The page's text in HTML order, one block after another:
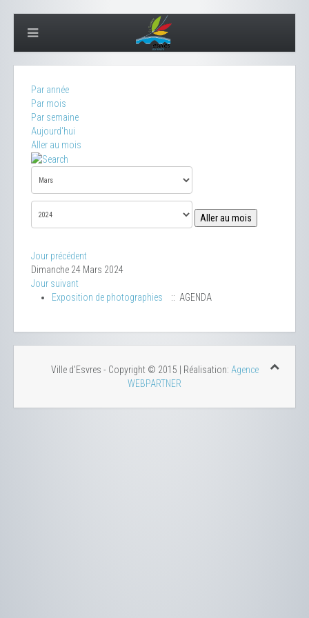
Par année
Par mois
Par semaine
Aujourd'hui
Aller au mois
Aller au mois
Jour précédent
Dimanche 24 Mars 2024
Jour suivant
Exposition de photographies
:: AGENDA
Ville d'Esvres - Copyright © 2015 | Réalisation: Agence
WEBPARTNER